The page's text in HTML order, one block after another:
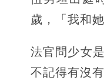
歲，「我和
法官問少女
不記得有沒